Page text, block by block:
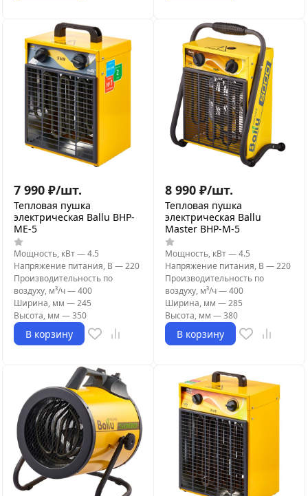
7 990 ₽/шт.
Тепловая пушка
электрическая Ballu BHP-
ME-5
Мощность, кВт—4.5
Напряжение питания, В —220
Производительность по
воздуху, м³/ч—400
Ширина, мм —245
Высота, мм —350
В корзину
8 990 ₽/шт.
Тепловая пушка
электрическая Ballu
Master BHP-M-5
Мощность, кВт—4.5
Напряжение питания, В —220
Производительность по
воздуху, м³/ч—400
Ширина, мм —285
Высота, мм —380
В корзину